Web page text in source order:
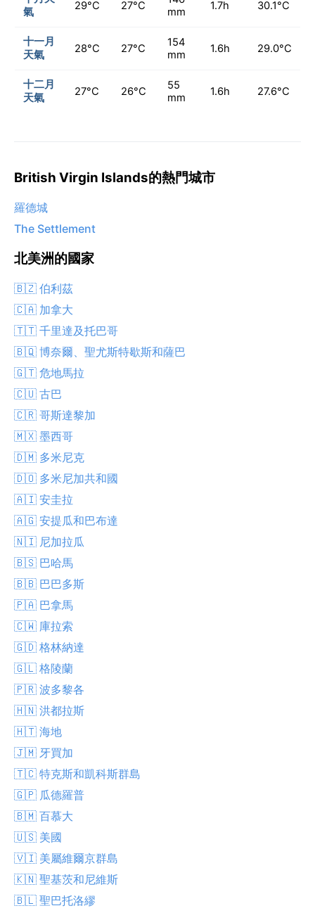
氣
29°C 27°C
mm
1.7h 30.1°C
十一月
天氣
28°C 27°C
154
mm
1.6h 29.0°C
十二月
天氣
27°C 26°C
55
mm
1.6h 27.6°C
British Virgin Islands的熱門城市
羅德城
The Settlement
北美洲的國家
🇧🇿 伯利茲
🇨🇦 加拿大
🇹🇹 千里達及托巴哥
🇧🇶 博奈爾、聖尤斯特歇斯和薩巴
🇬🇹 危地馬拉
🇨🇺 古巴
🇨🇷 哥斯達黎加
🇲🇽 墨西哥
🇩🇲 多米尼克
🇩🇴 多米尼加共和國
🇦🇮 安圭拉
🇦🇬 安提瓜和巴布達
🇳🇮 尼加拉瓜
🇧🇸 巴哈馬
🇧🇧 巴巴多斯
🇵🇦 巴拿馬
🇨🇼 庫拉索
🇬🇩 格林納達
🇬🇱 格陵蘭
🇵🇷 波多黎各
🇭🇳 洪都拉斯
🇭🇹 海地
🇯🇲 牙買加
🇹🇨 特克斯和凱科斯群島
🇬🇵 瓜德羅普
🇧🇲 百慕大
🇺🇸 美國
🇻🇮 美屬維爾京群島
🇰🇳 聖基茨和尼維斯
🇧🇱 聖巴托洛繆